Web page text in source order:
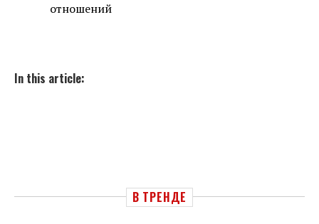
отношений
In this article:
В ТРЕНДЕ